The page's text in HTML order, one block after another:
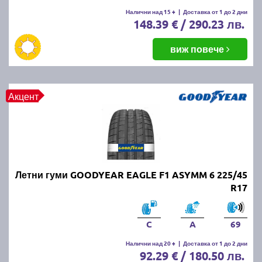
Летните гуми се считат за износени, когато
дълбочината на протектора падне под 1.6 мм.
Въпреки това, за по-добро сцепление и
безопасност се препоръчва смяната им при
дълбочина под 3 мм.
ПРОЧЕТИ ОЩЕ:Има ли закон за зимни гуми в
България?
Можем ли да шофираме със
зимни гуми през лятото?
Въпреки че е законно, не се препоръчва, защото
зимните гуми са направени от по-мека смес, която
се износва по-бързо при високи температури.
Освен това, те имат по-дълъг спирачен път и по-
слабо сцепление на суха и мокра настилка през
Налични над 15 + | Доставка от 1 до 2 дни
148.39 € / 290.23 лв.
виж повече
Акцент
Летни гуми GOODYEAR EAGLE F1 ASYMM 6 225/45
R17
C A 69
Налични над 20 + | Доставка от 1 до 2 дни
92.29 € / 180.50 лв.